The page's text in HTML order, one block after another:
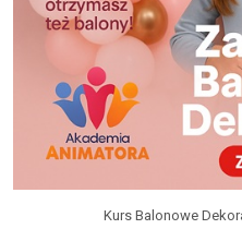
Kurs Balonowe